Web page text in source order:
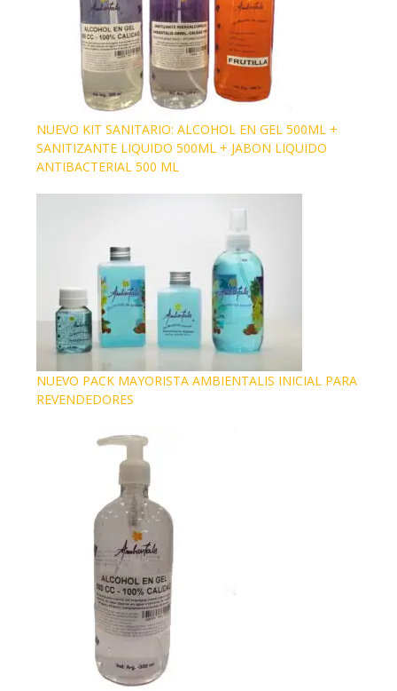
NUEVO KIT SANITARIO: ALCOHOL EN GEL 500ML +
SANITIZANTE LIQUIDO 500ML + JABON LIQUIDO
ANTIBACTERIAL 500 ML
NUEVO PACK MAYORISTA AMBIENTALIS INICIAL PARA
REVENDEDORES